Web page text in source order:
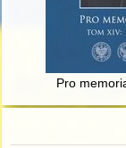
Pro